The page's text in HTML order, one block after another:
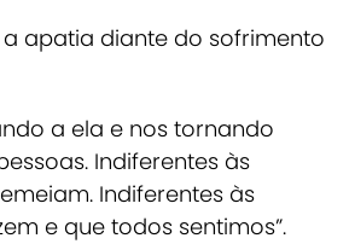
apatia diante do sofrimento
a ela e nos tornando
Indiferentes às
Indiferentes às
e que todos sentimos”.